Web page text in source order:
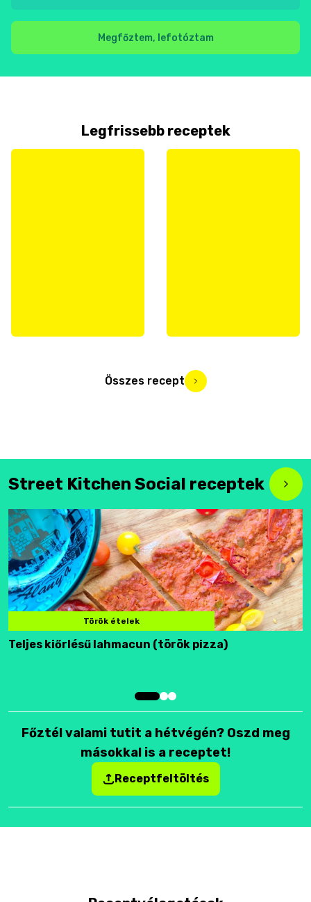
Megfőztem, lefotóztam
Legfrissebb receptek
Összes recept
Street Kitchen Social receptek
Török ételek
Teljes kiőrlésű lahmacun (török pizza)
Főztél valami tutit a hétvégén? Oszd meg
másokkal is a receptet!
Receptfeltöltés